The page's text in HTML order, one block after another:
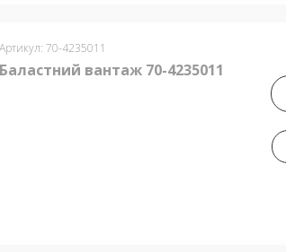
Артикул: 70-4235011
Баластний вантаж 70-4235011